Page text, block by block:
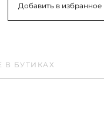
Добавить в избранное
В БУТИКАХ